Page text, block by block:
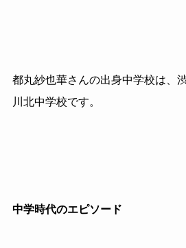
都丸紗也華さんの出身中学校は、
川北中学校です。
中学時代のエピソード